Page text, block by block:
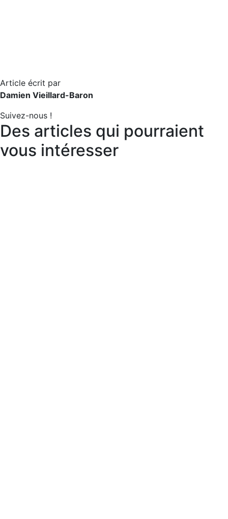
Article écrit par
Damien Vieillard-Baron
Suivez-nous !
Des articles qui pourraient
vous intéresser